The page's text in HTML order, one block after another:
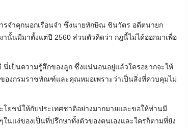
จำคุกนอกเรือนจำ ซึ่งนายทักษิณ ชินวัตร อดีตนายก
นั้นมีมาตั้งแต่ปี 2560 ส่วนตัวคิดว่า กฎนี้ไม่ได้ออกมาเพื่อ
เป็นความรู้สึกของลูก ซึ่งแน่นอนอยู่แล้วใครอยากจะให้
องกรมราชทัณฑ์และคุณหมอเพราะว่าเป็นสิ่งที่ควบคุมไม่
โยชน์ให้กับประเทศชาติอย่างมากมายและขอให้ท่านมี
นแง่ของเป็นที่ปรึกษาทั้งตัวของตนเองและใครก็ตามที่ยัง